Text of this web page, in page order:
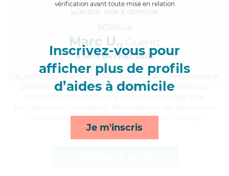
vérification avant toute mise en relation
Inscrivez-vous pour
afficher plus de profils
d’aides à domicile
Je m'inscris
SÉRIEUX
Marc U., Guéret
à 5km de chez Vous
, optimiste et enthousiaste, Marc a 4 ans d'expérience et
possède un diplôme d'Assistante De Vie Dépendance
rappels, transports, courses/livraison et ménage*